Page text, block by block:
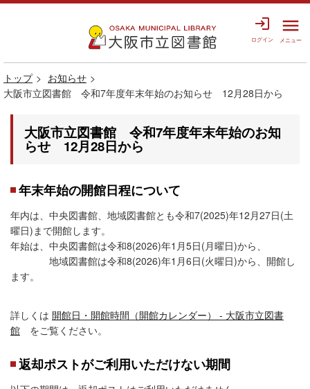
login
ログイン
menu
メニュー
トップ
お知らせ
大阪市立図書館 令和7年度年末年始のお知らせ 12月28日から
大阪市立図書館 令和7年度年末年始のお知
らせ 12月28日から
年末年始の開館日程について
年内は、中央図書館、地域図書館とも令和7(2025)年12月27日(土
曜日)まで開館します。
年始は、中央図書館は令和8(2026)年1月5日(月曜日)から、
地域図書館は令和8(2026)年1月6日(火曜日)から、開館し
ます。
詳しくは 開館日・開館時間（開館カレンダー） - 大阪市立図書
館 をご覧ください。
返却ポストがご利用いただけない期間